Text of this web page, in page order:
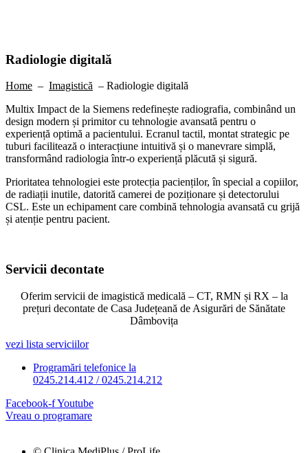
Radiologie digitală
Home – Imagistică – Radiologie digitală
Multix Impact de la Siemens redefinește radiografia, combinând un
design modern și primitor cu tehnologie avansată pentru o
experiență optimă a pacientului. Ecranul tactil, montat strategic pe
tuburi facilitează o interacțiune intuitivă și o manevrare simplă,
transformând radiologia într-o experiență plăcută și sigură.
Prioritatea tehnologiei este protecția pacienților, în special a copiilor,
de radiații inutile, datorită camerei de poziționare și detectorului
CSL. Este un echipament care combină tehnologia avansată cu grijă
și atenție pentru pacient.
Servicii decontate
Oferim servicii de imagistică medicală – CT, RMN și RX – la
prețuri decontate de Casa Județeană de Asigurări de Sănătate
Dâmbovița
vezi lista serviciilor
Programări telefonice la
0245.214.412 / 0245.214.212
Facebook-fYoutube
Vreau o programare